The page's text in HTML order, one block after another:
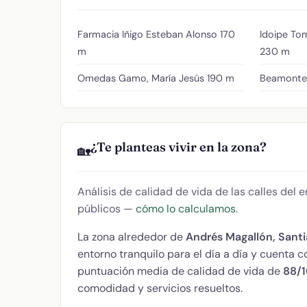
Farmacia Iñigo Esteban Alonso 170
m
Omedas Gamo, María Jesús 190 m
Idoipe
230 m
🏡¿Te planteas vivir en la zona?
Análisis de calidad de vida de las calles del
públicos — cómo lo calculamos.
La zona alrededor deAndrés Magallón,
entorno tranquilo para el día a día y cuenta
puntuación media de calidad de vida de 88/
comodidad y servicios resueltos.